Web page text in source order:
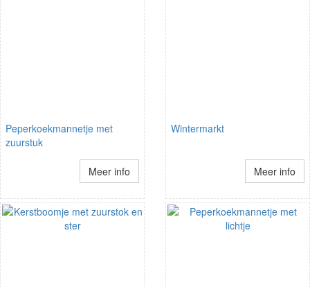
Peperkoekmannetje met
zuurstuk
Meer info
Wintermarkt
Meer info